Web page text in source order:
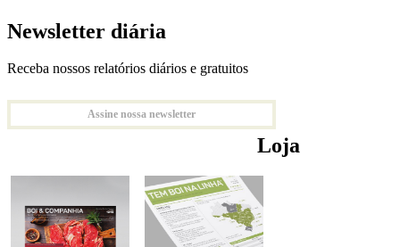
Newsletter diária
Receba nossos relatórios diários e gratuitos
Assine nossa newsletter
Loja